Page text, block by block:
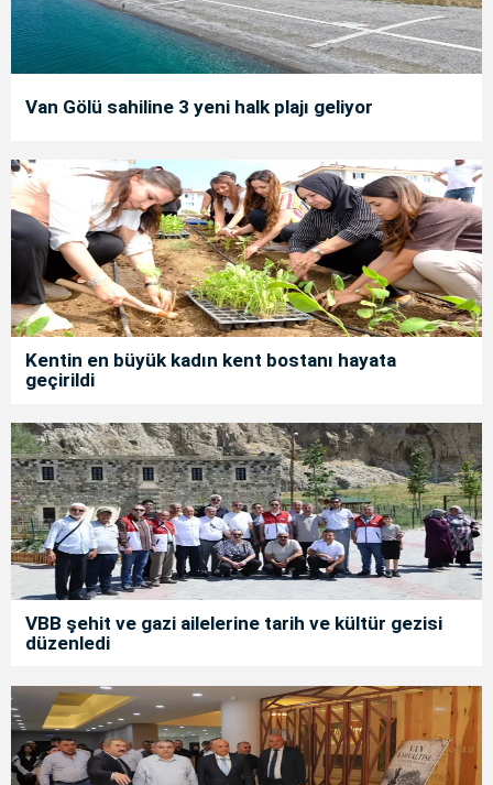
Van Gölü sahiline 3 yeni halk plajı geliyor
Kentin en büyük kadın kent bostanı hayata
geçirildi
VBB şehit ve gazi ailelerine tarih ve kültür gezisi
düzenledi